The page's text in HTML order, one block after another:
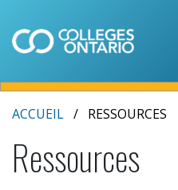
ACCUEIL RESSOURCES
Ressources